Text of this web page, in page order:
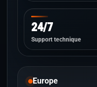
24/7
Support technique
Europe